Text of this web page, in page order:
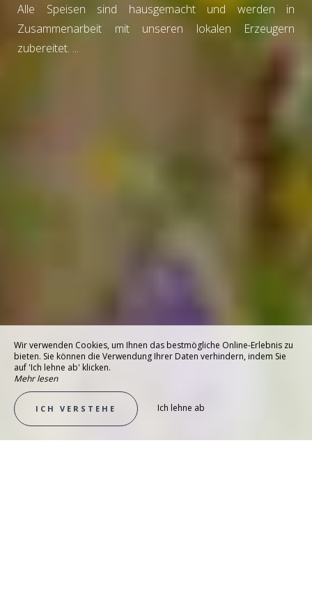
Alle Speisen sind hausgemacht und werden in
Zusammenarbeit mit unseren lokalen Erzeugern
zubereitet. ...
Wir verwenden Cookies, um Ihnen das bestmögliche Online-Erlebnis zu
bieten. Sie können die Verwendung Ihrer Daten verhindern, indem Sie
auf 'Ich lehne ab' klicken.
Mehr lesen
ICH VERSTEHE Ich lehne ab